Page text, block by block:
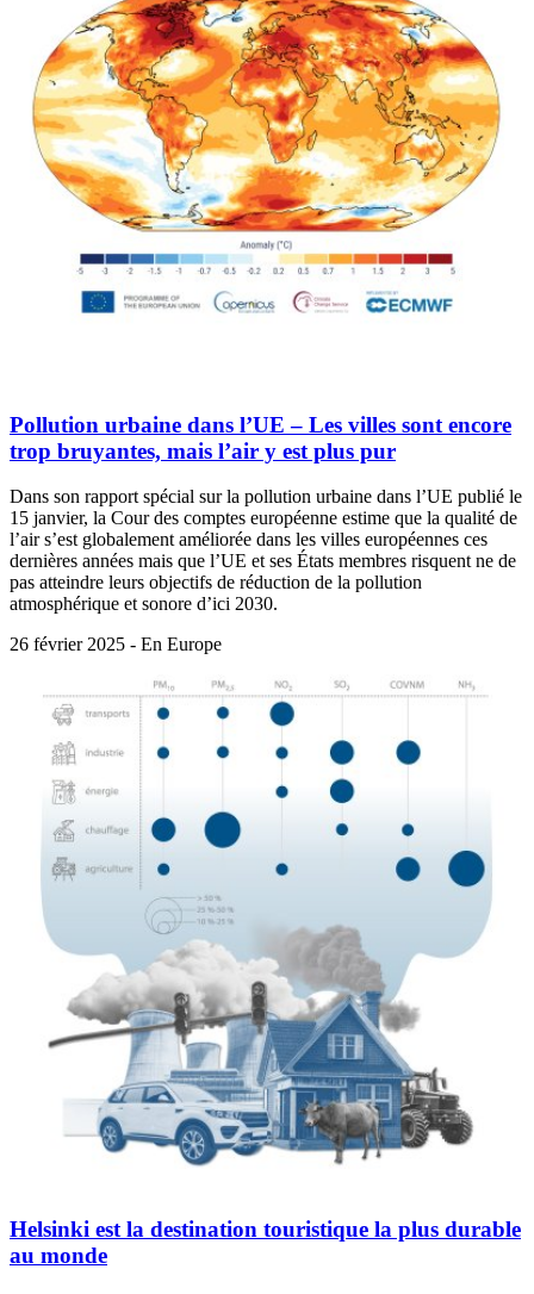
Pollution urbaine dans l’UE – Les villes sont encore
trop bruyantes, mais l’air y est plus pur
Dans son rapport spécial sur la pollution urbaine dans l’UE publié le
15 janvier, la Cour des comptes européenne estime que la qualité de
l’air s’est globalement améliorée dans les villes européennes ces
dernières années mais que l’UE et ses États membres risquent ne de
pas atteindre leurs objectifs de réduction de la pollution
atmosphérique et sonore d’ici 2030.
26 février 2025 - En Europe
Helsinki est la destination touristique la plus durable
au monde